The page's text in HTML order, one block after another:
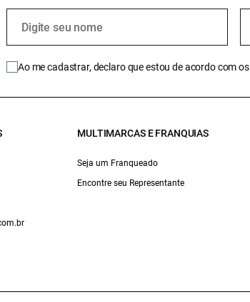
Ao me cadastrar, declaro que estou de acordo com os
MULTIMARCAS E FRANQUIAS
Seja um Franqueado
Encontre seu Representante